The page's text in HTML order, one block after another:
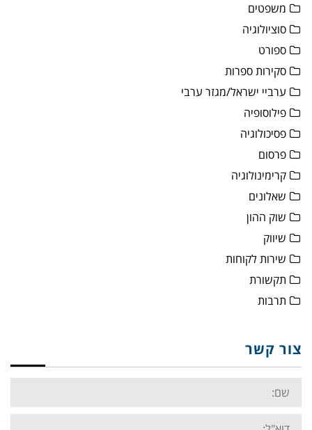
משפטים
סוציולוגיה
ספורט
סקירות ספרות
ערביי ישראל/מגזר ערבי
פילוסופיה
פסיכולוגיה
פרסום
קרימינולוגיה
שאלונים
שוק ההון
שיווק
שירות לקוחות
תקשורת
תרבות
צור קשר
Name:
Email: